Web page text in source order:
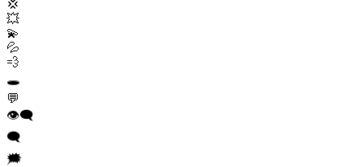
💢
💥
💫
💦
💨
🕳️
💬
👁️‍🗨️
🗨️
🗯️